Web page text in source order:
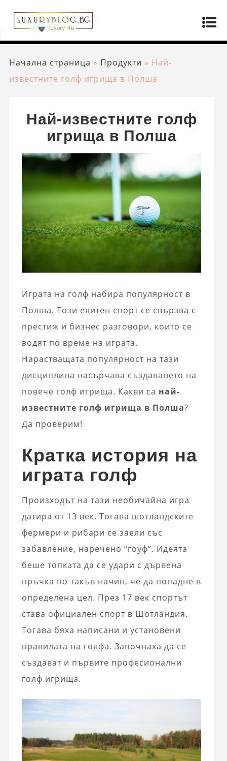
Начална страница » Продукти » Най-
известните голф игрища в Полша
Най-известните голф
игрища в Полша
Играта на голф набира популярност в
Полша. Този елитен спорт се свързва с
престиж и бизнес разговори, които се
водят по време на играта.
Нарастващата популярност на тази
дисциплина насърчава създаването на
повече голф игрища. Какви са най-
известните голф игрища в Полша?
Да проверим!
Кратка история на
играта голф
Произходът на тази необичайна игра
датира от 13 век. Тогава шотландските
фермери и рибари се заели със
забавление, наречено “гоуф”. Идеята
беше топката да се удари с дървена
пръчка по такъв начин, че да попадне в
определена цел. През 17 век спортът
става официален спорт в Шотландия.
Тогава бяха написани и установени
правилата на голфа. Започнаха да се
създават и първите професионални
голф игрища.